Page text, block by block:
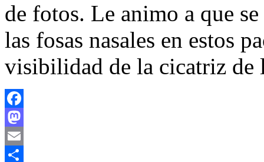
de fotos. Le animo a que
las fosas nasales en estos
visibilidad de la cicatriz de
Facebook
Mastodon
Email